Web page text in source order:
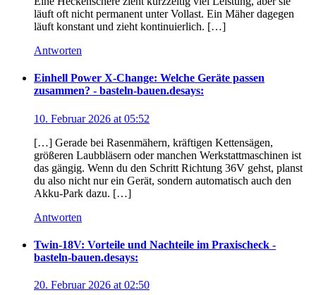
läuft oft nicht permanent unter Vollast. Ein Mäher dagegen
läuft konstant und zieht kontinuierlich. […]
Antworten
Einhell Power X-Change: Welche Geräte passen
zusammen? - basteln-bauen.desays:
10. Februar 2026 at 05:52
[…] Gerade bei Rasenmähern, kräftigen Kettensägen,
größeren Laubbläsern oder manchen Werkstattmaschinen ist
das gängig. Wenn du den Schritt Richtung 36V gehst, planst
du also nicht nur ein Gerät, sondern automatisch auch den
Akku-Park dazu. […]
Antworten
Twin-18V: Vorteile und Nachteile im Praxischeck -
basteln-bauen.desays:
20. Februar 2026 at 02:50